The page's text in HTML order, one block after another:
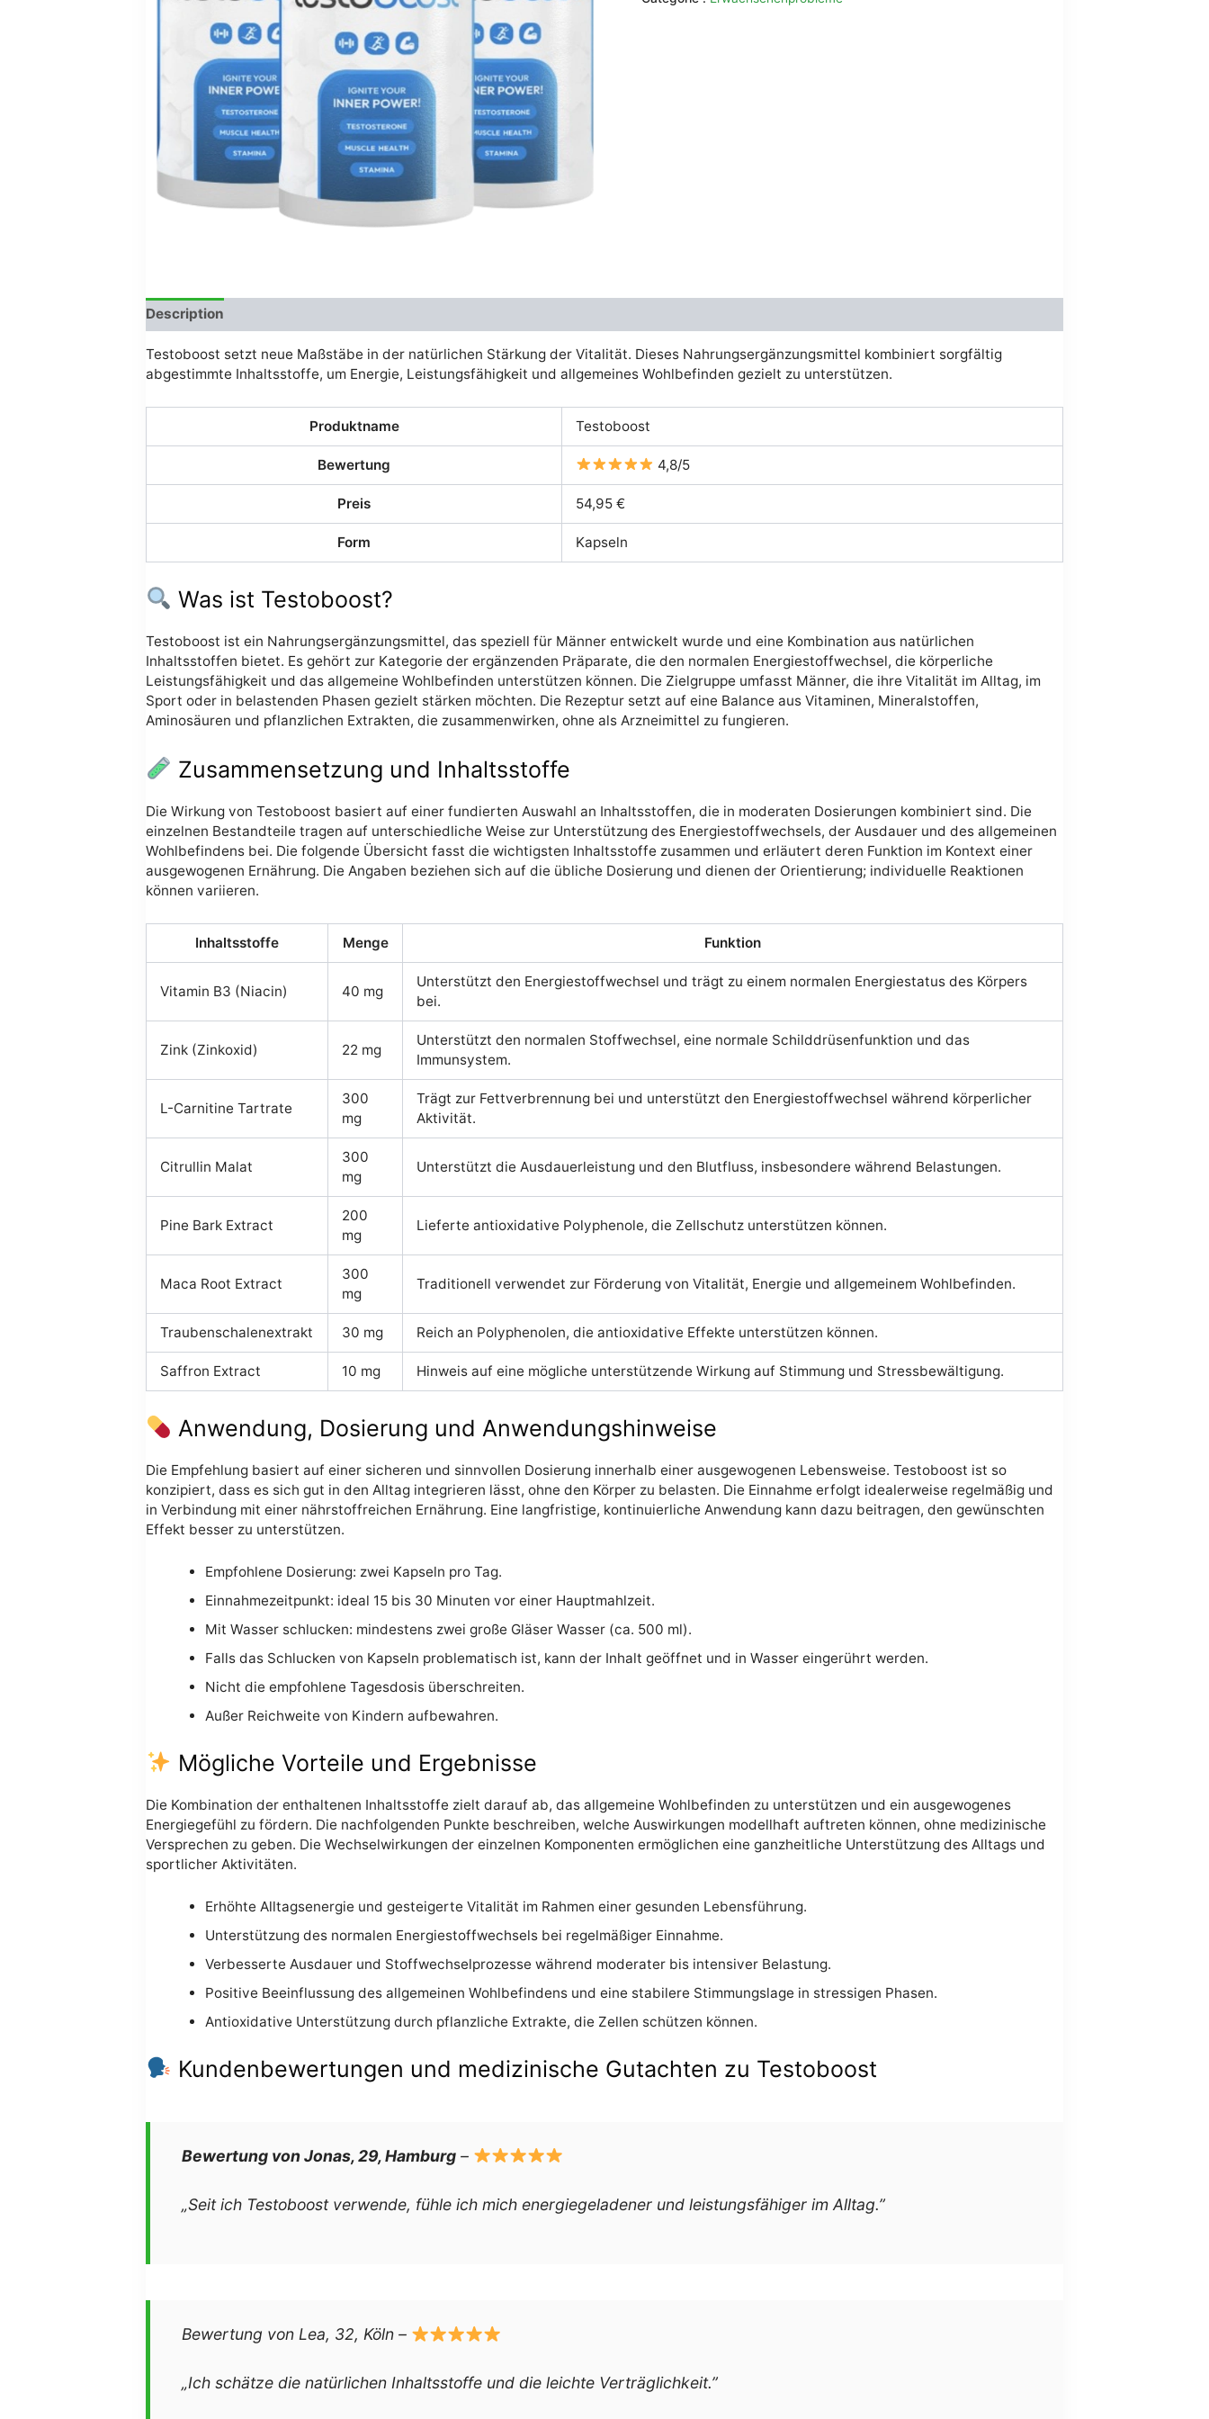
était :
est :
Description
Testoboost setzt neue Maßstäbe in der natürlichen Stärkung der Vitalität. Dieses Nahrungsergänzungsmittel kombiniert sorgfältig
abgestimmte Inhaltsstoffe, um Energie, Leistungsfähigkeit und allgemeines Wohlbefinden gezielt zu unterstützen.
Produktname Testoboost
Bewertung 4,8/5
Preis 54,95 €
Form Kapseln
Was ist Testoboost?
Testoboost ist ein Nahrungsergänzungsmittel, das speziell für Männer entwickelt wurde und eine Kombination aus natürlichen
Inhaltsstoffen bietet. Es gehört zur Kategorie der ergänzenden Präparate, die den normalen Energiestoffwechsel, die körperliche
Leistungsfähigkeit und das allgemeine Wohlbefinden unterstützen können. Die Zielgruppe umfasst Männer, die ihre Vitalität im Alltag, im
Sport oder in belastenden Phasen gezielt stärken möchten. Die Rezeptur setzt auf eine Balance aus Vitaminen, Mineralstoffen,
Aminosäuren und pflanzlichen Extrakten, die zusammenwirken, ohne als Arzneimittel zu fungieren.
Zusammensetzung und Inhaltsstoffe
Die Wirkung von Testoboost basiert auf einer fundierten Auswahl an Inhaltsstoffen, die in moderaten Dosierungen kombiniert sind. Die
einzelnen Bestandteile tragen auf unterschiedliche Weise zur Unterstützung des Energiestoffwechsels, der Ausdauer und des allgemeinen
Wohlbefindens bei. Die folgende Übersicht fasst die wichtigsten Inhaltsstoffe zusammen und erläutert deren Funktion im Kontext einer
ausgewogenen Ernährung. Die Angaben beziehen sich auf die übliche Dosierung und dienen der Orientierung; individuelle Reaktionen
können variieren.
Inhaltsstoffe Menge Funktion
Vitamin B3 (Niacin) 40 mg
Unterstützt den Energiestoffwechsel und trägt zu einem normalen Energiestatus des Körpers
bei.
Zink (Zinkoxid) 22 mg
Unterstützt den normalen Stoffwechsel, eine normale Schilddrüsenfunktion und das
Immunsystem.
L-Carnitine Tartrate
300
mg
Trägt zur Fettverbrennung bei und unterstützt den Energiestoffwechsel während körperlicher
Aktivität.
Citrullin Malat
300
mg
Unterstützt die Ausdauerleistung und den Blutfluss, insbesondere während Belastungen.
Pine Bark Extract
200
mg
Lieferte antioxidative Polyphenole, die Zellschutz unterstützen können.
Maca Root Extract
300
mg
Traditionell verwendet zur Förderung von Vitalität, Energie und allgemeinem Wohlbefinden.
Traubenschalenextrakt 30 mg Reich an Polyphenolen, die antioxidative Effekte unterstützen können.
Saffron Extract 10 mg Hinweis auf eine mögliche unterstützende Wirkung auf Stimmung und Stressbewältigung.
Anwendung, Dosierung und Anwendungshinweise
Die Empfehlung basiert auf einer sicheren und sinnvollen Dosierung innerhalb einer ausgewogenen Lebensweise. Testoboost ist so
konzipiert, dass es sich gut in den Alltag integrieren lässt, ohne den Körper zu belasten. Die Einnahme erfolgt idealerweise regelmäßig und
in Verbindung mit einer nährstoffreichen Ernährung. Eine langfristige, kontinuierliche Anwendung kann dazu beitragen, den gewünschten
Effekt besser zu unterstützen.
Empfohlene Dosierung: zwei Kapseln pro Tag.
Einnahmezeitpunkt: ideal 15 bis 30 Minuten vor einer Hauptmahlzeit.
Mit Wasser schlucken: mindestens zwei große Gläser Wasser (ca. 500 ml).
Falls das Schlucken von Kapseln problematisch ist, kann der Inhalt geöffnet und in Wasser eingerührt werden.
Nicht die empfohlene Tagesdosis überschreiten.
Außer Reichweite von Kindern aufbewahren.
Mögliche Vorteile und Ergebnisse
Die Kombination der enthaltenen Inhaltsstoffe zielt darauf ab, das allgemeine Wohlbefinden zu unterstützen und ein ausgewogenes
Energiegefühl zu fördern. Die nachfolgenden Punkte beschreiben, welche Auswirkungen modellhaft auftreten können, ohne medizinische
Versprechen zu geben. Die Wechselwirkungen der einzelnen Komponenten ermöglichen eine ganzheitliche Unterstützung des Alltags und
sportlicher Aktivitäten.
Erhöhte Alltagsenergie und gesteigerte Vitalität im Rahmen einer gesunden Lebensführung.
Unterstützung des normalen Energiestoffwechsels bei regelmäßiger Einnahme.
Verbesserte Ausdauer und Stoffwechselprozesse während moderater bis intensiver Belastung.
Positive Beeinflussung des allgemeinen Wohlbefindens und eine stabilere Stimmungslage in stressigen Phasen.
Antioxidative Unterstützung durch pflanzliche Extrakte, die Zellen schützen können.
Kundenbewertungen und medizinische Gutachten zu Testoboost
Bewertung von Jonas, 29, Hamburg –
„Seit ich Testoboost verwende, fühle ich mich energiegeladener und leistungsfähiger im Alltag.”
Bewertung von Lea, 32, Köln –
„Ich schätze die natürlichen Inhaltsstoffe und die leichte Verträglichkeit.”